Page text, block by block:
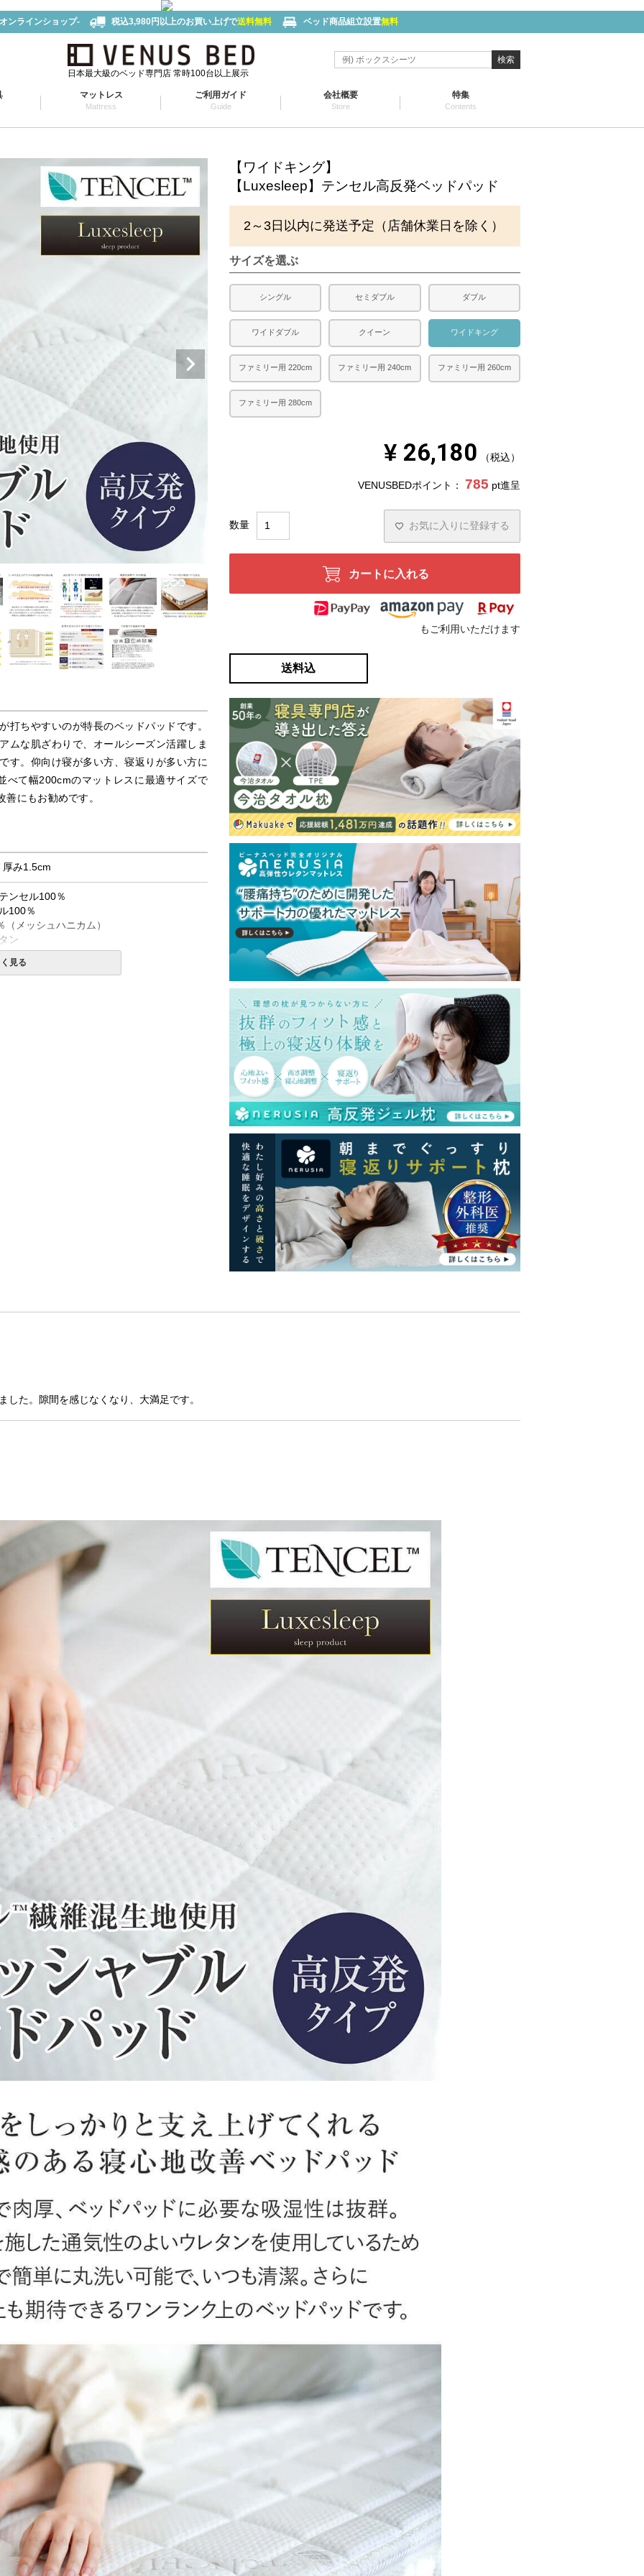
ンラインショップ- 税込3,980円以上のお買い上げで送料無料 ベッド商品組立設置無料
日本最大級のベッド専門店 常時100台以上展示
検索
マットレス
Mattress
ご利用ガイド
Guide
会社概要
Store
特集
Contents
打ちやすいのが特長のベッドパッドです。
ムな肌ざわりで、オールシーズン活躍しま
す。仰向け寝が多い方、寝返りが多い方に
べて幅200cmのマットレスに最適サイズで
にもお勧めです。
み1.5cm
ンセル100％
100％
メッシュハニカム）
ン
見る
【ワイドキング】
【Luxesleep】テンセル高反発ベッドパッド
2～3日以内に発送予定（店舗休業日を除く）
サイズを選ぶ
シングル セミダブル ダブル
ワイドダブル クイーン ワイドキング
ファミリー用 220cm ファミリー用 240cm ファミリー用 260cm
ファミリー用 280cm
¥ 26,180 税込
VENUSBEDポイント： 785 pt進呈
お気に入りに登録する
カートに入れる
もご利用いただけます
送料込
た。隙間を感じなくなり、大満足です。